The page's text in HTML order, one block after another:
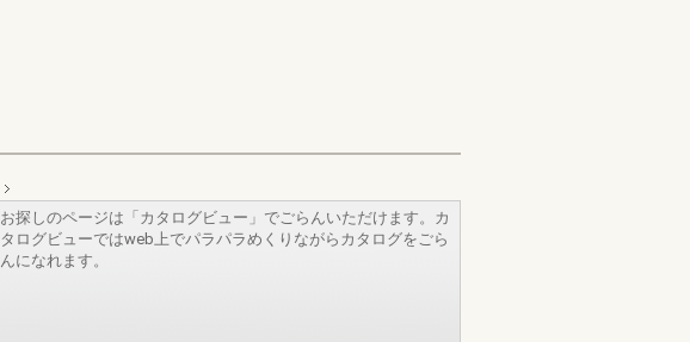
お探しのページは「カタログビュー」でごらんいただけます。カ
タログビューではweb上でパラパラめくりながらカタログをごら
んになれます。